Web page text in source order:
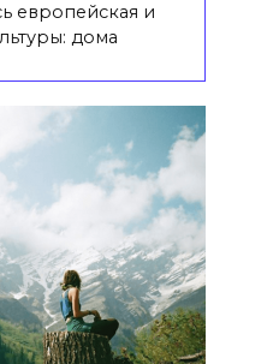
европейская и
дома